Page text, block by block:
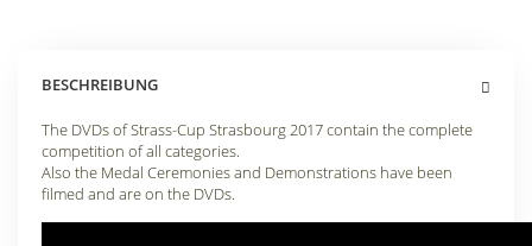
BESCHREIBUNG
The DVDs of Strass-Cup Strasbourg 2017 contain the complete
competition of all categories.
Also the Medal Ceremonies and Demonstrations have been
filmed and are on the DVDs.